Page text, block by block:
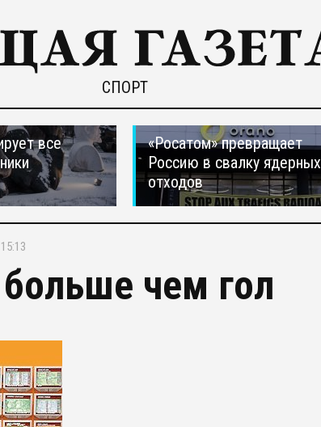
СПОРТ
все
«Росатом» превращает
Россию в свалку ядерных
отходов
чем гол